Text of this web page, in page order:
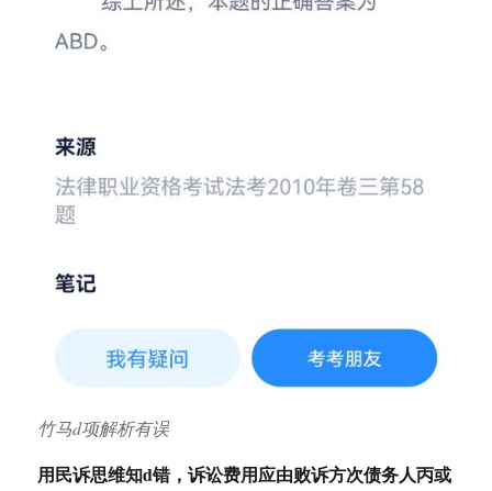
竹马d项解析有误
用民诉思维知d错，诉讼费用应由败诉方次债务人丙或